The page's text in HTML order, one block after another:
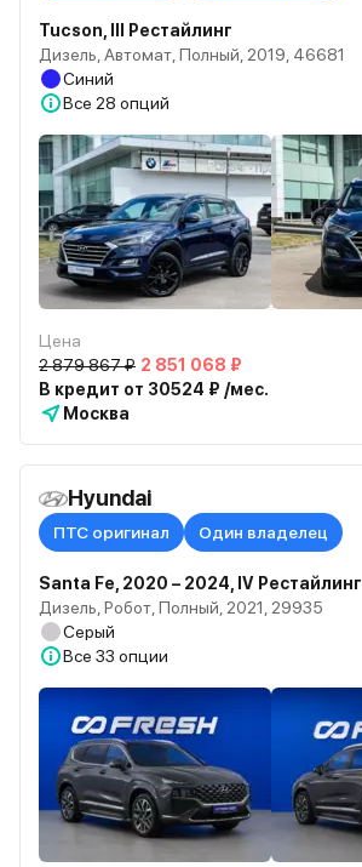
Tucson, III Рестайлинг
Дизель, Автомат, Полный, 2019, 46681
Синий
Все 28 опций
Цена
2 879 867 ₽ 2 851 068 ₽
В кредит от 30524 ₽ /мес.
Москва
Hyundai
ПТС оригинал Один владелец
Santa Fe, 2020 – 2024, IV Рестайлинг
Дизель, Робот, Полный, 2021, 29935
Серый
Все 33 опции